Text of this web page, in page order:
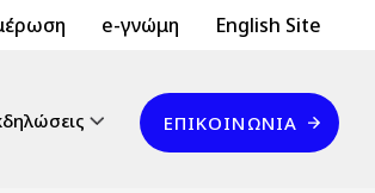
Top 2 e-γνώμη Header Top
English Site
Επικοινωνία
ΕΠΙΚΟΙΝΩΝΊΑ